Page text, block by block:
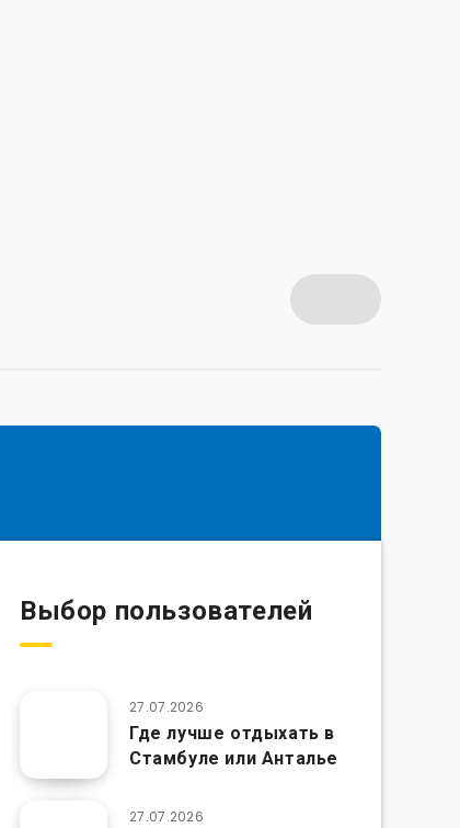
Выбор пользователей
27.07.2026
Где лучше отдыхать в
Стамбуле или Анталье
27.07.2026